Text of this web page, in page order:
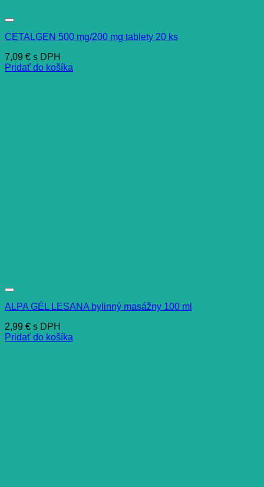
CETALGEN 500 mg/200 mg tablety 20 ks
7,09 € s DPH
Pridať do košíka
ALPA GÉL LESANA bylinný masážny 100 ml
2,99 € s DPH
Pridať do košíka